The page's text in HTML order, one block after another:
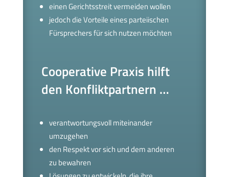
einen Gerichtsstreit vermeiden wollen
jedoch die Vorteile eines parteiischen
Fürsprechers für sich nutzen möchten
Cooperative Praxis hilft
den Konfliktpartnern …
verantwortungsvoll miteinander
umzugehen
den Respekt vor sich und dem anderen
zu bewahren